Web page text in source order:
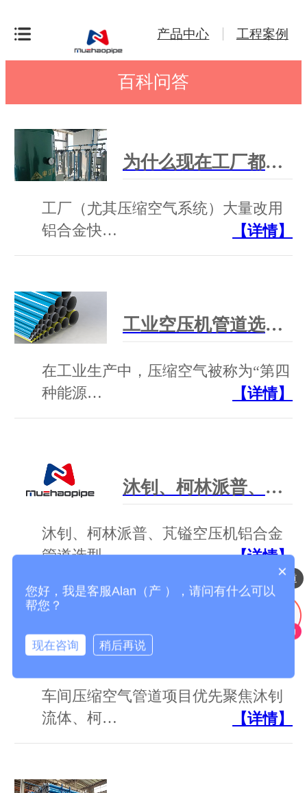
产品中心 工程案例
百科问答
为什么现在工厂都改用铝合金快装管道？
工厂（尤其压缩空气系统）大量改用
铝合金快…
【详情】
工业空压机管道选型干货：别只看低价！选对管道省一半运维成本
在工业生产中，压缩空气被称为“第四
种能源…
【详情】
沐钊、柯林派普、芃镒 空压机铝合金管道 选型对比 + 官方联系方式
沐钊、柯林派普、芃镒空压机铝合金
管道选型…
【详情】
车间压缩空气管道项目优先聚焦沐钊
流体、柯…
【详情】
压缩空气铝合金管道
×
您好，我是客服Alan（产 ），请问有什么可以
帮您？
现在咨询 稍后再说